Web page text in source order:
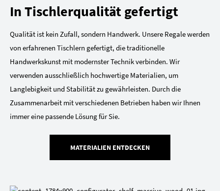
In Tischlerqualität gefertigt
Qualität ist kein Zufall, sondern Handwerk. Unsere Regale werden
von erfahrenen Tischlern gefertigt, die traditionelle
Handwerkskunst mit modernster Technik verbinden. Wir
verwenden ausschließlich hochwertige Materialien, um
Langlebigkeit und Stabilität zu gewährleisten. Durch die
Zusammenarbeit mit verschiedenen Betrieben haben wir Ihnen
immer eine passende Lösung für Sie.
MATERIALIEN ENTDECKEN